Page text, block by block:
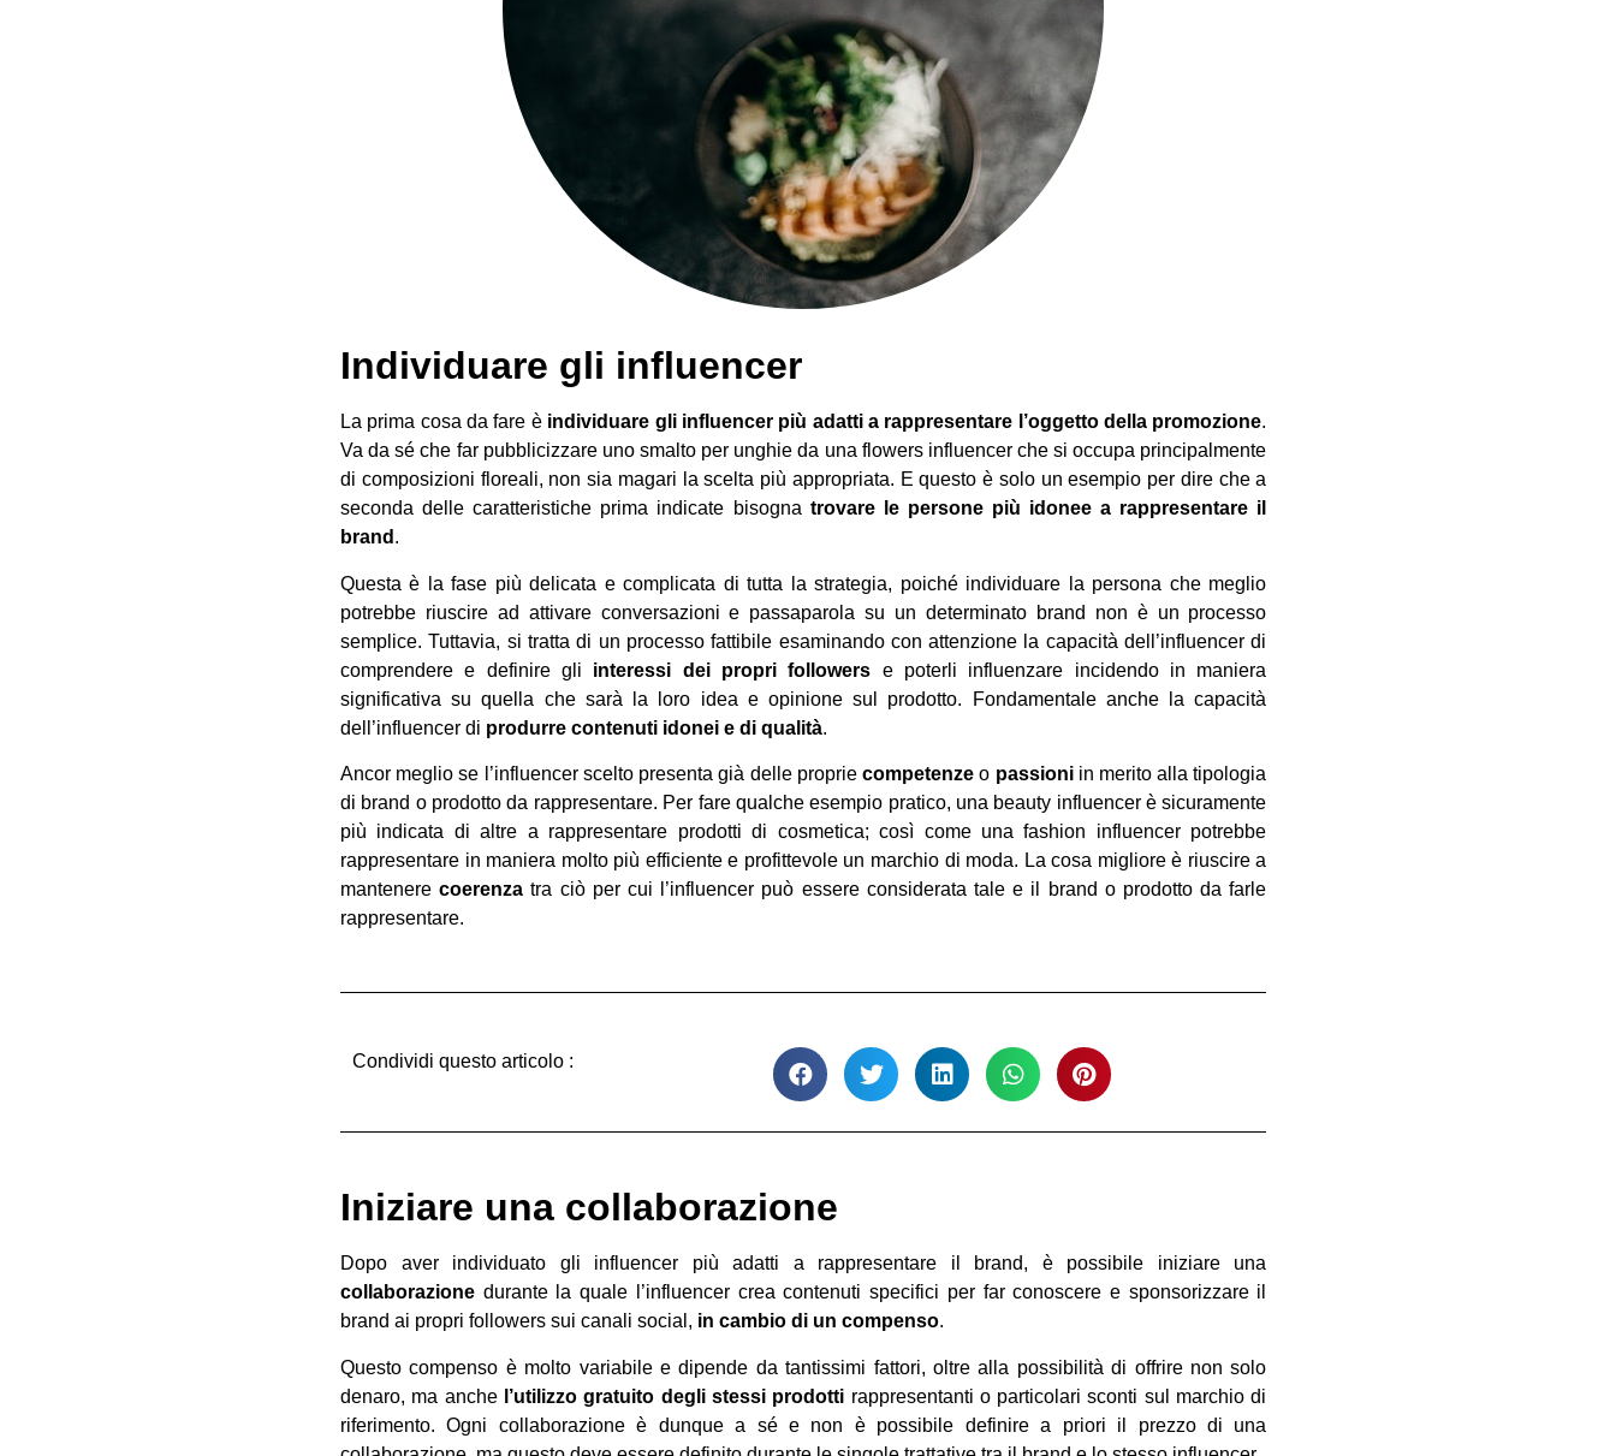
Individuare gli influencer
La prima cosa da fare è individuare gli influencer più adatti a rappresentare l’oggetto della promozione.
Va da sé che far pubblicizzare uno smalto per unghie da una flowers influencer che si occupa principalmente
di composizioni floreali, non sia magari la scelta più appropriata. E questo è solo un esempio per dire che a
seconda delle caratteristiche prima indicate bisogna trovare le persone più idonee a rappresentare il
brand .
Questa è la fase più delicata e complicata di tutta la strategia, poiché individuare la persona che meglio
potrebbe riuscire ad attivare conversazioni e passaparola su un determinato brand non è un processo
semplice. Tuttavia, si tratta di un processo fattibile esaminando con attenzione la capacità dell’influencer di
comprendere e definire gli interessi dei propri followers e poterli influenzare incidendo in maniera
significativa su quella che sarà la loro idea e opinione sul prodotto. Fondamentale anche la capacità
dell’influencer di produrre contenuti idonei e di qualità.
Ancor meglio se l’influencer scelto presenta già delle propriecompetenze o passioniin merito alla tipologia
di brand o prodotto da rappresentare. Per fare qualche esempio pratico, una beauty influencer è sicuramente
più indicata di altre a rappresentare prodotti di cosmetica; così come una fashion influencer potrebbe
rappresentare in maniera molto più efficiente e profittevole un marchio di moda. La cosa migliore è riuscire a
mantenerecoerenza tra ciò per cui l’influencer può essere considerata tale e il brand o prodotto da farle
rappresentare.
Condividi questo articolo :
Iniziare una collaborazione
Dopo aver individuato gli influencer più adatti a rappresentare il brand, è possibile iniziare una
collaborazione durante la quale l’influencer crea contenuti specifici per far conoscere e sponsorizzare il
brand ai propri followers sui canali social, in cambio di un compenso.
Questo compenso è molto variabile e dipende da tantissimi fattori, oltre alla possibilità di offrire non solo
denaro, ma anche l’utilizzo gratuito degli stessi prodotti rappresentanti o particolari sconti sul marchio di
riferimento. Ogni collaborazione è dunque a sé e non è possibile definire a priori il prezzo di una